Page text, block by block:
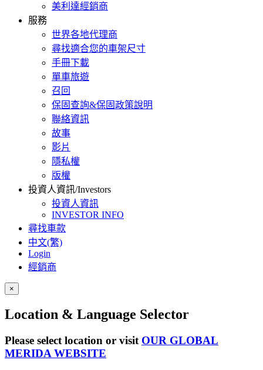
美利達經銷商
服務
世界各地代理商
尋找適合您的車架尺寸
手冊下載
單車旅遊
召回
保固查詢&保固政策說明
聯絡資訊
故事
影片
隱私權
版權
投資人資訊/Investors
投資人資訊
INVESTOR INFO
尋找車款
中文(繁)
Login
經銷商
×
Location & Language Selector
Please select location or visit OUR GLOBAL
MERIDA WEBSITE